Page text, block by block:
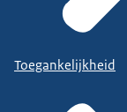
Toegankelijkheid